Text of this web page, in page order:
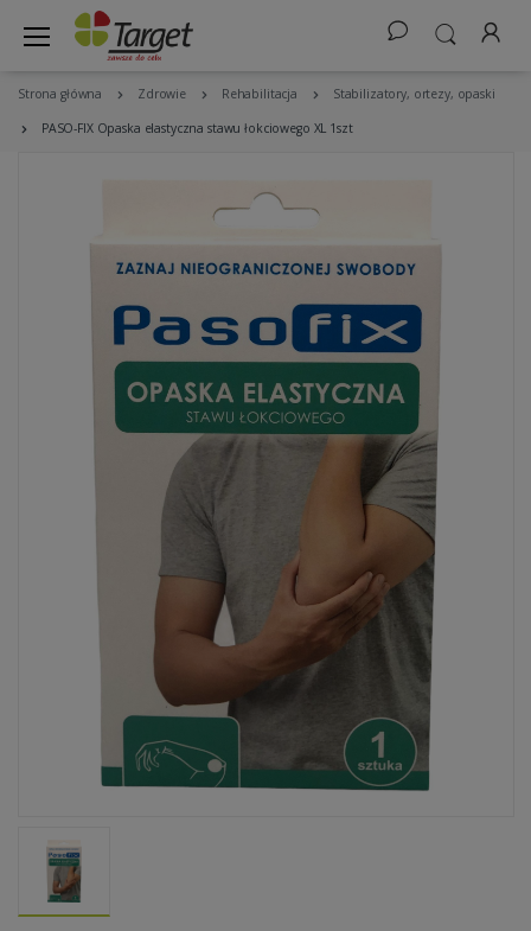
Strona główna Zdrowie Rehabilitacja Stabilizatory, ortezy, opaski
PASO-FIX Opaska elastyczna stawu łokciowego XL 1szt